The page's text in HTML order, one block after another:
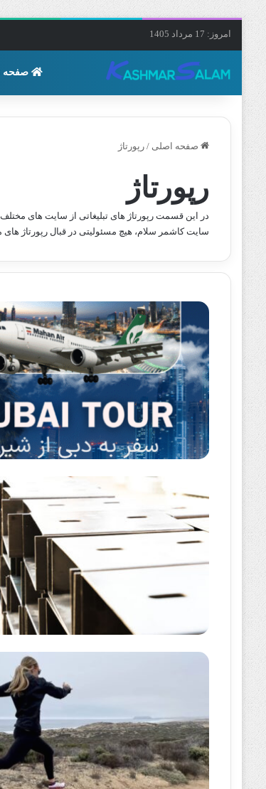
امروز: 17 مرداد 1405
صفحه
صفحه اصلی / رپورتاژ
رپورتاژ
در این قسمت رپورتاژ های تبلیغاتی از سایت های
سایت کاشمر سلام، هیچ مسئولیتی در قبال رپورتاژ